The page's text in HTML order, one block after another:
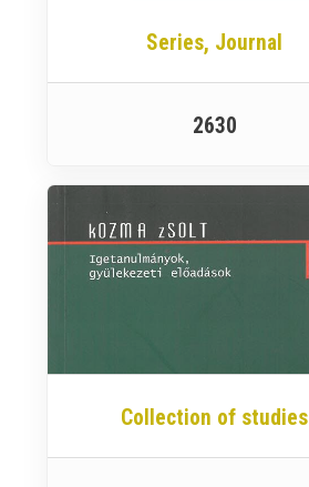
Series, Journal
2630
Collection of studies